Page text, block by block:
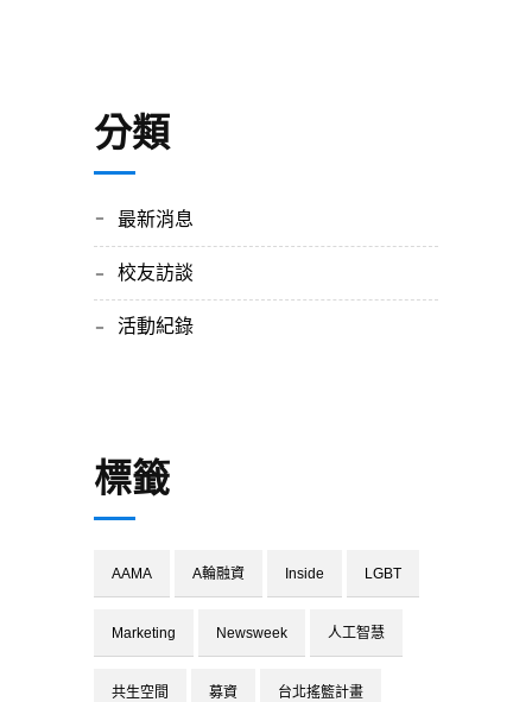
分類
最新消息
校友訪談
活動紀錄
標籤
AAMA A輪融資 Inside LGBT
Marketing Newsweek 人工智慧
共生空間 募資 台北搖籃計畫